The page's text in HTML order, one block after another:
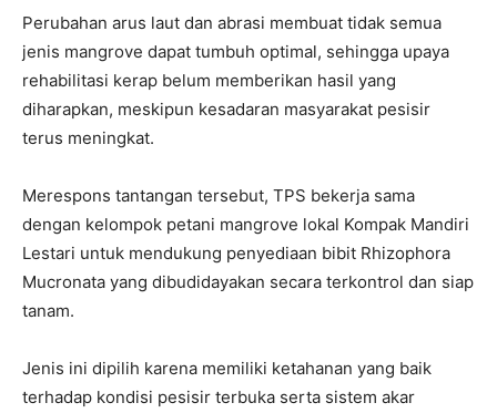
Perubahan arus laut dan abrasi membuat tidak semua
jenis mangrove dapat tumbuh optimal, sehingga upaya
rehabilitasi kerap belum memberikan hasil yang
diharapkan, meskipun kesadaran masyarakat pesisir
terus meningkat.
Merespons tantangan tersebut, TPS bekerja sama
dengan kelompok petani mangrove lokal Kompak Mandiri
Lestari untuk mendukung penyediaan bibit Rhizophora
Mucronata yang dibudidayakan secara terkontrol dan siap
tanam.
Jenis ini dipilih karena memiliki ketahanan yang baik
terhadap kondisi pesisir terbuka serta sistem akar